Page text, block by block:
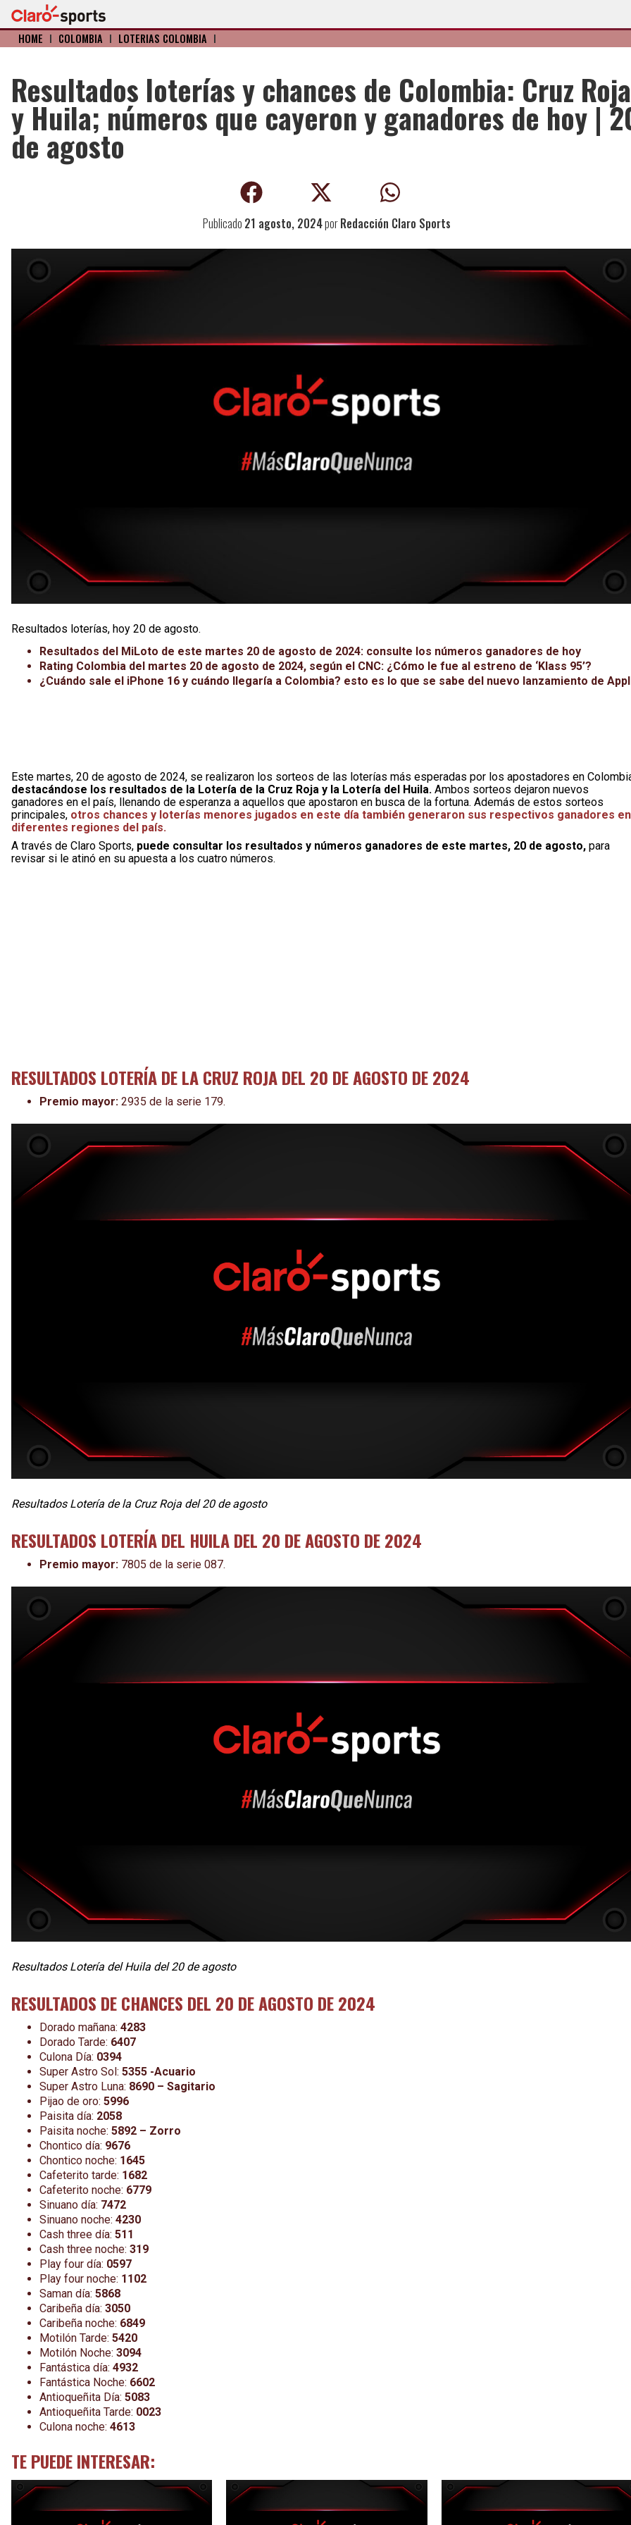
HOME I COLOMBIA I LOTERIAS COLOMBIA I
Resultados loterías y chances de Colombia: Cruz Roja
y Huila; números que cayeron y ganadores de hoy |
de agosto
Publicado 21 agosto, 2024porRedacción Claro Sports
Resultados loterías, hoy 20 de agosto.
Resultados del MiLoto de este martes 20 de agosto de 2024: consulte los números ganadores de hoy
Rating Colombia del martes 20 de agosto de 2024, según el CNC: ¿Cómo le fue al estreno de ‘Klass 95’?
¿Cuándo sale el iPhone 16 y cuándo llegaría a Colombia? esto es lo que se sabe del nuevo lanzamiento de
Este martes, 20 de agosto de 2024, se realizaron los sorteos de las loterías más esperadas por los apostadores en
destacándose los resultados de la Lotería de la Cruz Roja y la Lotería del Huila. Ambos sorteos dejaron nuevos
ganadores en el país, llenando de esperanza a aquellos que apostaron en busca de la fortuna. Además de estos sorteos
principales, otros chances y loterías menores jugados en este día también generaron sus respectivos ganadores en
diferentes regiones del país.
A través de Claro Sports, puede consultar los resultados y números ganadores de este martes, 20 de agosto, para
revisar si le atinó en su apuesta a los cuatro números.
RESULTADOS LOTERÍA DE LA CRUZ ROJA DEL 20 DE AGOSTO DE 2024
Premio mayor: 2935 de la serie 179.
Resultados Lotería de la Cruz Roja del 20 de agosto
RESULTADOS LOTERÍA DEL HUILA DEL 20 DE AGOSTO DE 2024
Premio mayor: 7805 de la serie 087.
Resultados Lotería del Huila del 20 de agosto
RESULTADOS DE CHANCES DEL 20 DE AGOSTO DE 2024
Dorado mañana: 4283
Dorado Tarde: 6407
Culona Día: 0394
Super Astro Sol: 5355 -Acuario
Super Astro Luna: 8690 – Sagitario
Pijao de oro: 5996
Paisita día: 2058
Paisita noche: 5892 – Zorro
Chontico día: 9676
Chontico noche: 1645
Cafeterito tarde: 1682
Cafeterito noche: 6779
Sinuano día: 7472
Sinuano noche: 4230
Cash three día: 511
Cash three noche: 319
Play four día: 0597
Play four noche: 1102
Saman día: 5868
Caribeña día: 3050
Caribeña noche: 6849
Motilón Tarde: 5420
Motilón Noche: 3094
Fantástica día: 4932
Fantástica Noche: 6602
Antioqueñita Día: 5083
Antioqueñita Tarde: 0023
Culona noche: 4613
TE PUEDE INTERESAR: